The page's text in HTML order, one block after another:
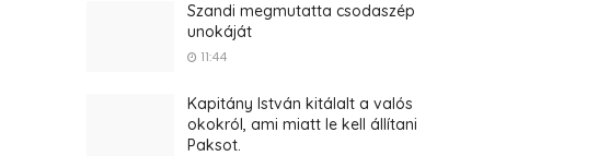
Szandi megmutatta csodaszép
unokáját
11:44
Kapitány István kitálalt a valós
okokról, ami miatt le kell állítani
Paksot.